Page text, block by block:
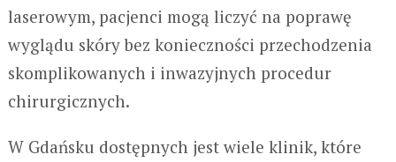
laserowym, pacjenci mogą liczyć na poprawę
wyglądu skóry bez konieczności przechodzenia
skomplikowanych i inwazyjnych procedur
chirurgicznych.
W Gdańsku dostępnych jest wiele klinik, które